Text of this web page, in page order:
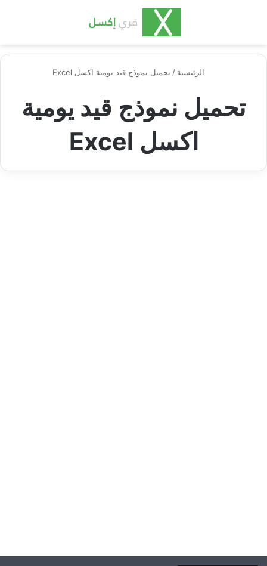
الرئيسية / تحميل نموذج قيد يومية اكسل Excel
تحميل نموذج قيد يومية
اكسل Excel